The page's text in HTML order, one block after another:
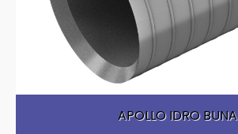
APOLLO IDRO BUNA